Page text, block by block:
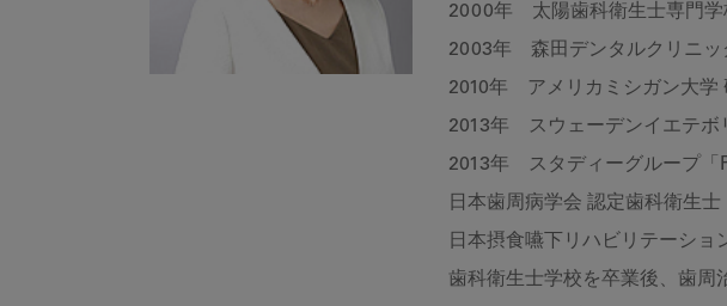
2000年 太陽歯科衛生士専門学
2003年 森田デンタルクリニッ
2010年 アメリカミシガン大学
2013年 スウェーデンイエテボ
2013年 スタディーグループ「
日本歯周病学会 認定歯科衛生士
日本摂食嚥下リハビリテーショ
歯科衛生士学校を卒業後、歯周